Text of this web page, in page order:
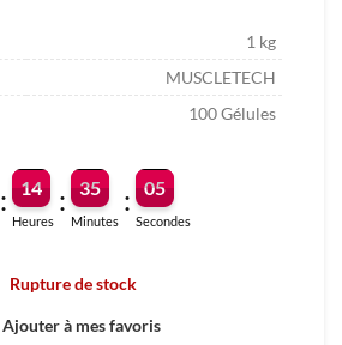
1 kg
MUSCLETECH
100 Gélules
: 14
Heures
: 35
Minutes
: 04
Secondes
Rupture de stock
Ajouter à mes favoris